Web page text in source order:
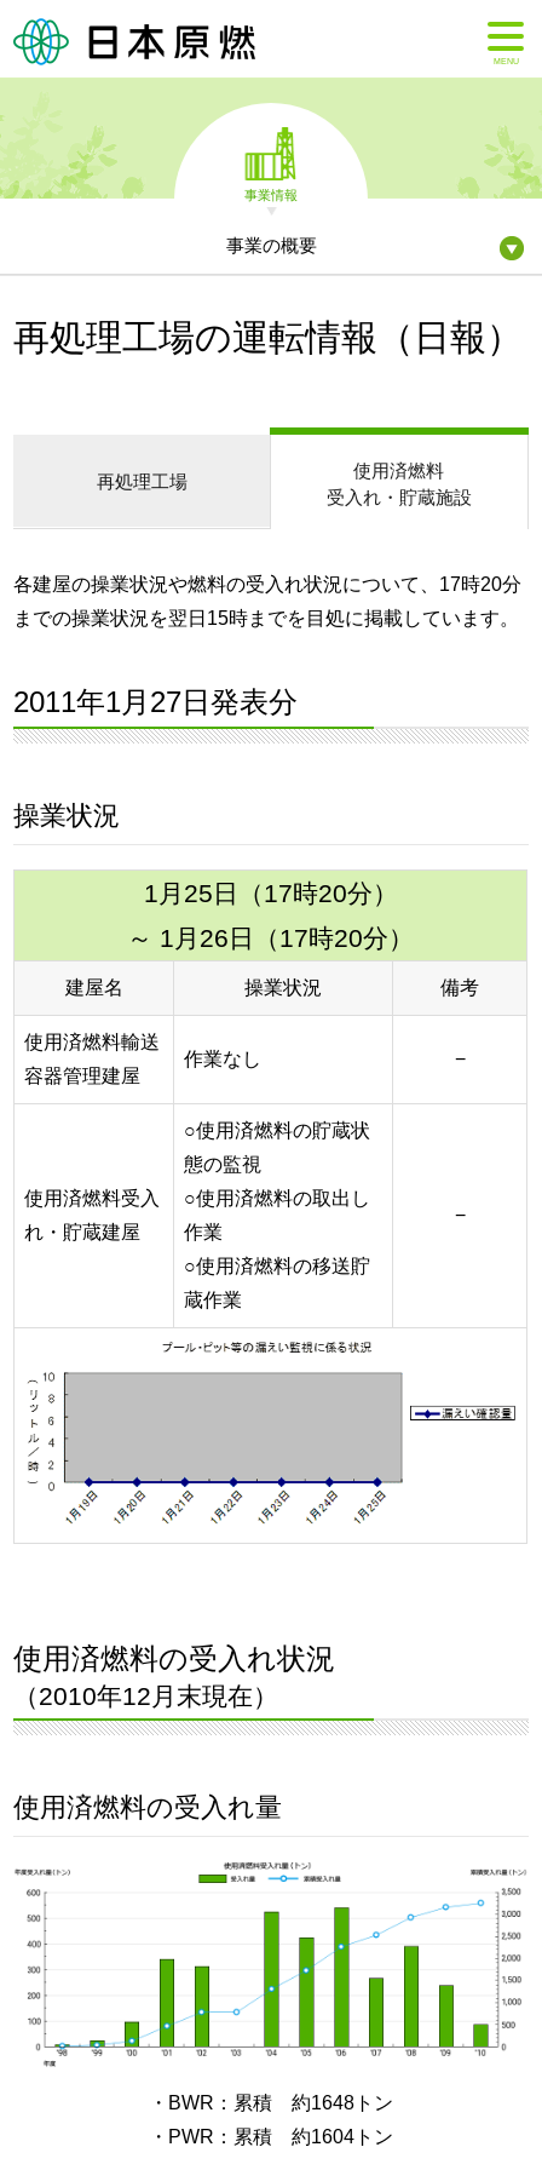
MENU
事業情報
事業の概要
再処理工場の運転情報（日報）
再処理工場
使用済燃料
受入れ・貯蔵施設
各建屋の操業状況や燃料の受入れ状況について、17時20分
までの操業状況を翌日15時までを目処に掲載しています。
2011年1月27日発表分
操業状況
1月25日（17時20分）
～ 1月26日（17時20分）
建屋名 操業状況 備考
使用済燃料輸送
容器管理建屋
作業なし −
使用済燃料受入
れ・貯蔵建屋
○使用済燃料の貯蔵状
態の監視
○使用済燃料の取出し
作業
○使用済燃料の移送貯
蔵作業
−
使用済燃料の受入れ状況
（2010年12月末現在）
使用済燃料の受入れ量
・BWR：累積 約1648トン
・PWR：累積 約1604トン